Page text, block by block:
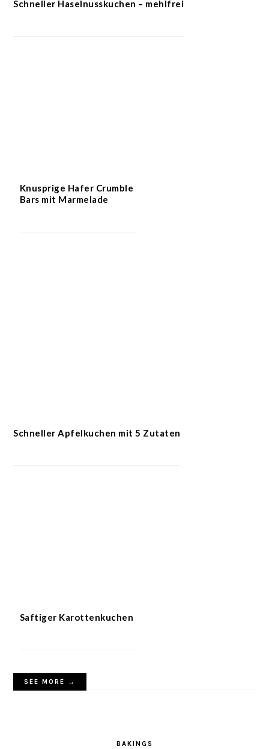
Schneller Haselnusskuchen – mehlfrei
Knusprige Hafer Crumble
Bars mit Marmelade
Schneller Apfelkuchen mit 5 Zutaten
Saftiger Karottenkuchen
SEE MORE →
BAKINGS